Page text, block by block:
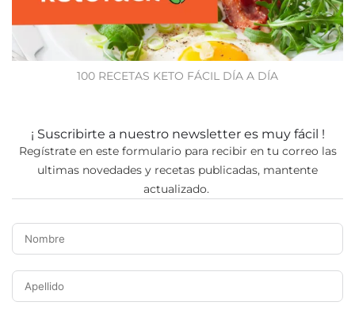
100 RECETAS KETO FÁCIL DÍA A DÍA
¡ Suscribirte a nuestro newsletter es muy fácil !
Regístrate en este formulario para recibir en tu correo las
ultimas novedades y recetas publicadas, mantente
actualizado.